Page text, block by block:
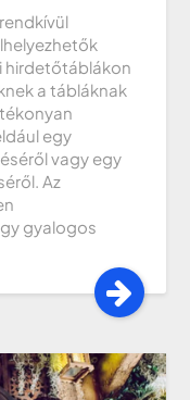
hirdetőtáblákon
a tábláknak
egy
vagy egy
Az
gyalogos